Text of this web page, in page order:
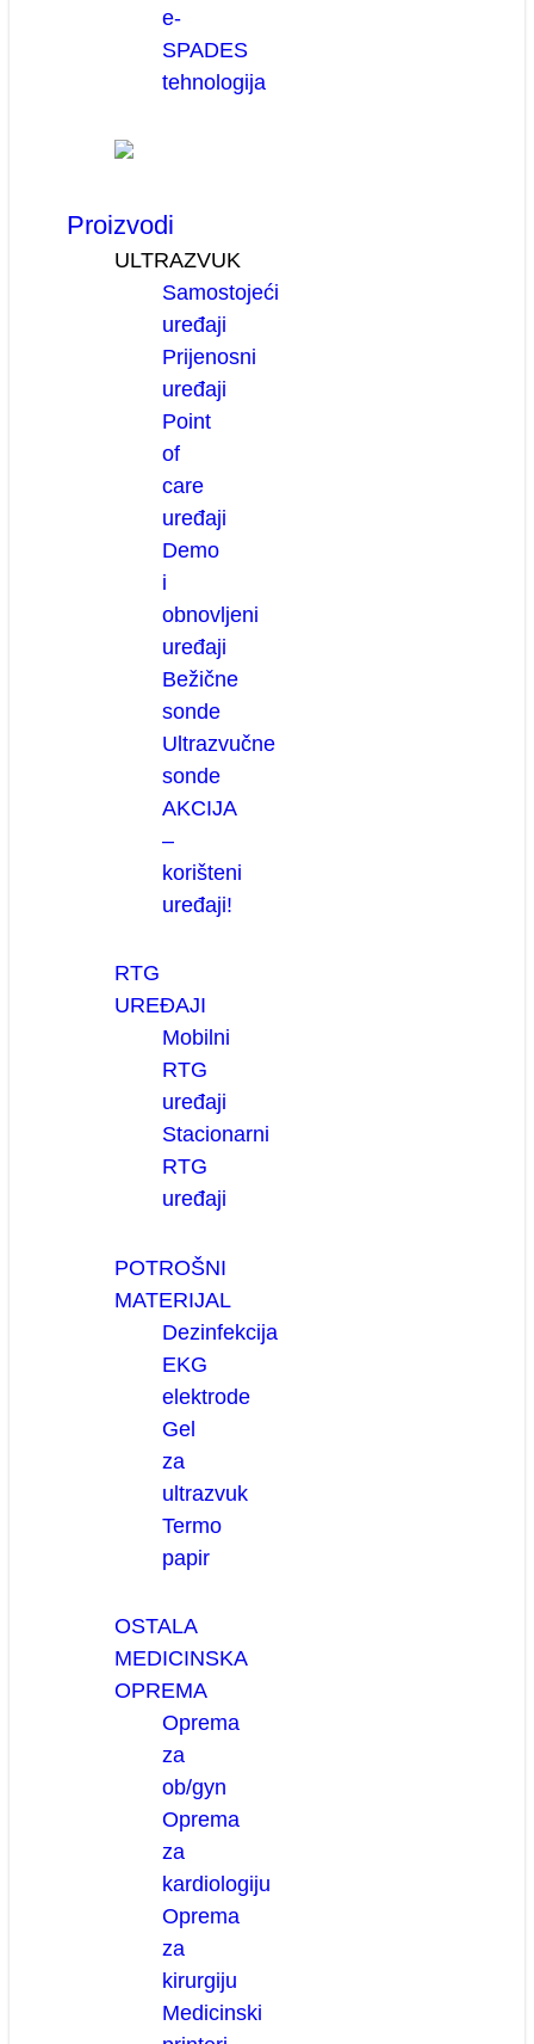
e-
SPADES
tehnologija
Proizvodi
ULTRAZVUK
Samostojeći
uređaji
Prijenosni
uređaji
Point
of
care
uređaji
Demo
i
obnovljeni
uređaji
Bežične
sonde
Ultrazvučne
sonde
AKCIJA
–
korišteni
uređaji!
RTG
UREĐAJI
Mobilni
RTG
uređaji
Stacionarni
RTG
uređaji
POTROŠNI
MATERIJAL
Dezinfekcija
EKG
elektrode
Gel
za
ultrazvuk
Termo
papir
OSTALA
MEDICINSKA
OPREMA
Oprema
za
ob/gyn
Oprema
za
kardiologiju
Oprema
za
kirurgiju
Medicinski